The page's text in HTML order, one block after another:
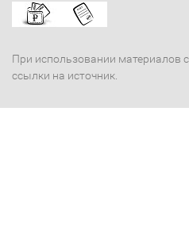
При использовании материалов
ссылки на источник.